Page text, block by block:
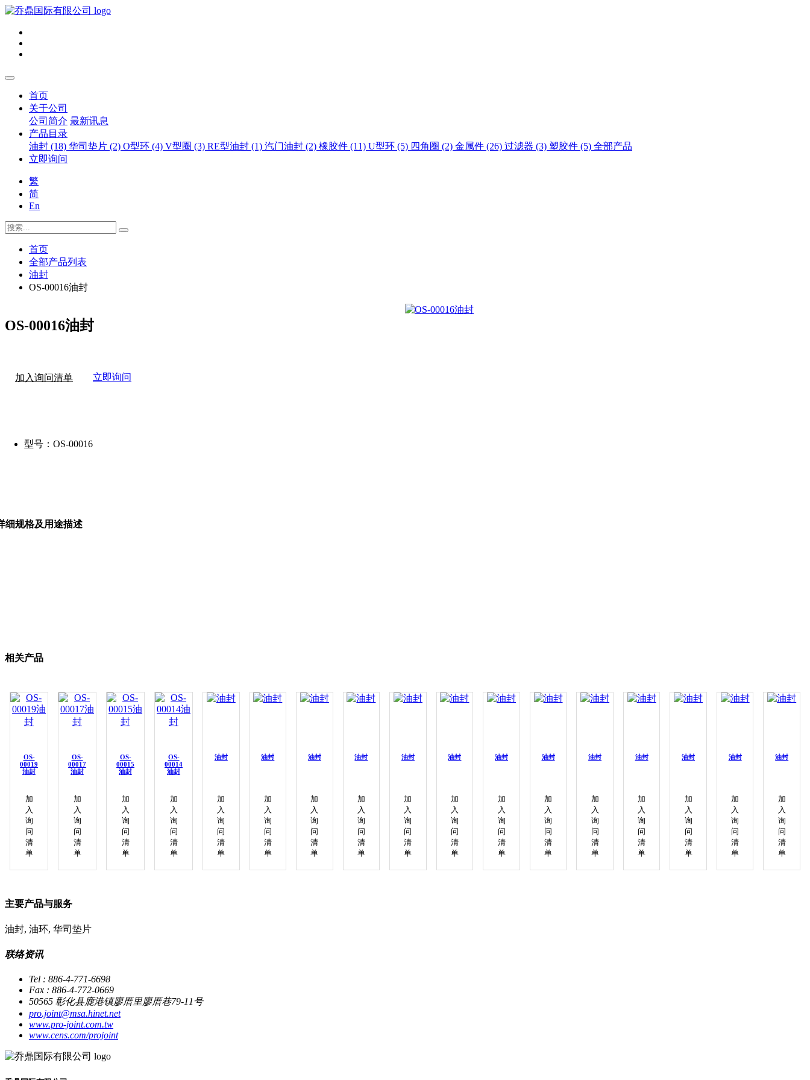
首页
关于公司
公司简介 最新讯息
产品目录
油封 (18) 华司垫片 (2) O型环 (4) V型圈 (3) RE型油封 (1) 汽门油封 (2) 橡胶件 (11) U型环 (5) 四角圈 (2) 金属件 (26) 过滤器 (3) 塑胶件 (5) 全部产品
立即询问
繁
简
En
首页
全部产品列表
油封
OS-00016油封
OS-00016油封
加入询问清单 立即询问
型号： OS-00016
细规格及用途描述
相关产品
OS-
00019
油封
加
入
询
问
清
单
OS-
00017
油封
加
入
询
问
清
单
OS-
00015
油封
加
入
询
问
清
单
OS-
00014
油封
加
入
询
问
清
单
油封
加
入
询
问
清
单
油封
加
入
询
问
清
单
油封
加
入
询
问
清
单
油封
加
入
询
问
清
单
油封
加
入
询
问
清
单
油封
加
入
询
问
清
单
油封
加
入
询
问
清
单
油封
加
入
询
问
清
单
油封
加
入
询
问
清
单
油封
加
入
询
问
清
单
油封
加
入
询
问
清
单
油封
加
入
询
问
清
单
油封
加
入
询
问
清
单
主要产品与服务
油封, 油环, 华司垫片
联络资讯
Tel : 886-4-771-6698
Fax : 886-4-772-0669
50565 彰化县鹿港镇廖厝里廖厝巷79-11号
pro.joint@msa.hinet.net
www.pro-joint.com.tw
www.cens.com/projoint